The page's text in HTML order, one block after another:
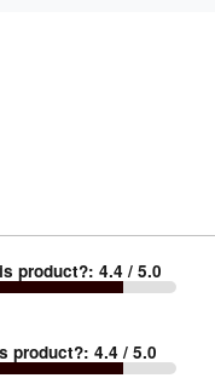
product?:4.4 / 5.0
product?: 4.4 / 5.0